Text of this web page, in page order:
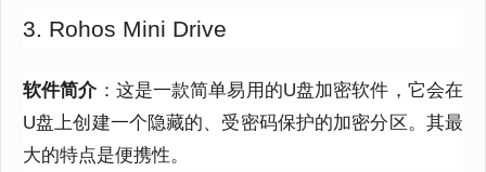
3. Rohos Mini Drive
软件简介：这是一款简单易用的U盘加密软件，它会在
U盘上创建一个隐藏的、受密码保护的加密分区。其最
大的特点是便携性。